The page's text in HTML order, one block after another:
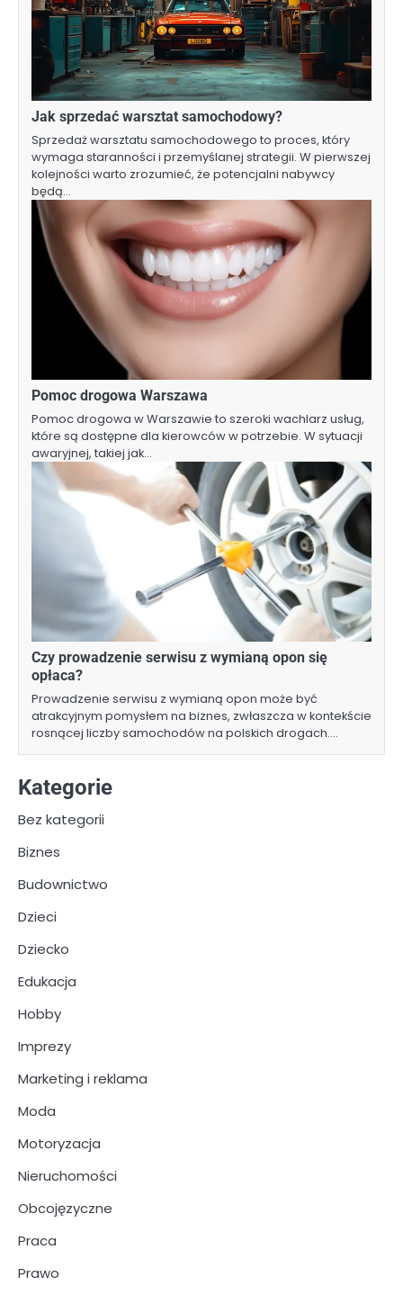
Jak sprzedać warsztat samochodowy?
Sprzedaż warsztatu samochodowego to proces, który
wymaga staranności i przemyślanej strategii. W pierwszej
kolejności warto zrozumieć, że potencjalni nabywcy
będą…
Pomoc drogowa Warszawa
Pomoc drogowa w Warszawie to szeroki wachlarz usług,
które są dostępne dla kierowców w potrzebie. W sytuacji
awaryjnej, takiej jak…
Czy prowadzenie serwisu z wymianą opon się
opłaca?
Prowadzenie serwisu z wymianą opon może być
atrakcyjnym pomysłem na biznes, zwłaszcza w kontekście
rosnącej liczby samochodów na polskich drogach.…
Kategorie
Bez kategorii
Biznes
Budownictwo
Dzieci
Dziecko
Edukacja
Hobby
Imprezy
Marketing i reklama
Moda
Motoryzacja
Nieruchomości
Obcojęzyczne
Praca
Prawo